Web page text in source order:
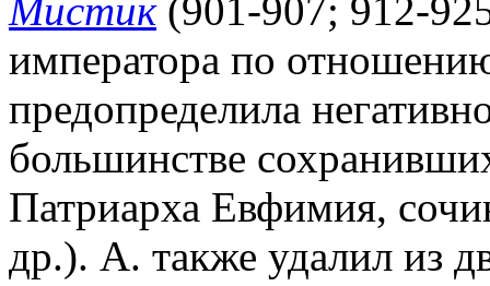
Мистик(901-907; 912-
императора по
предопределила
большинстве
Патриарха Евфимия,
др.). А. также удалил из